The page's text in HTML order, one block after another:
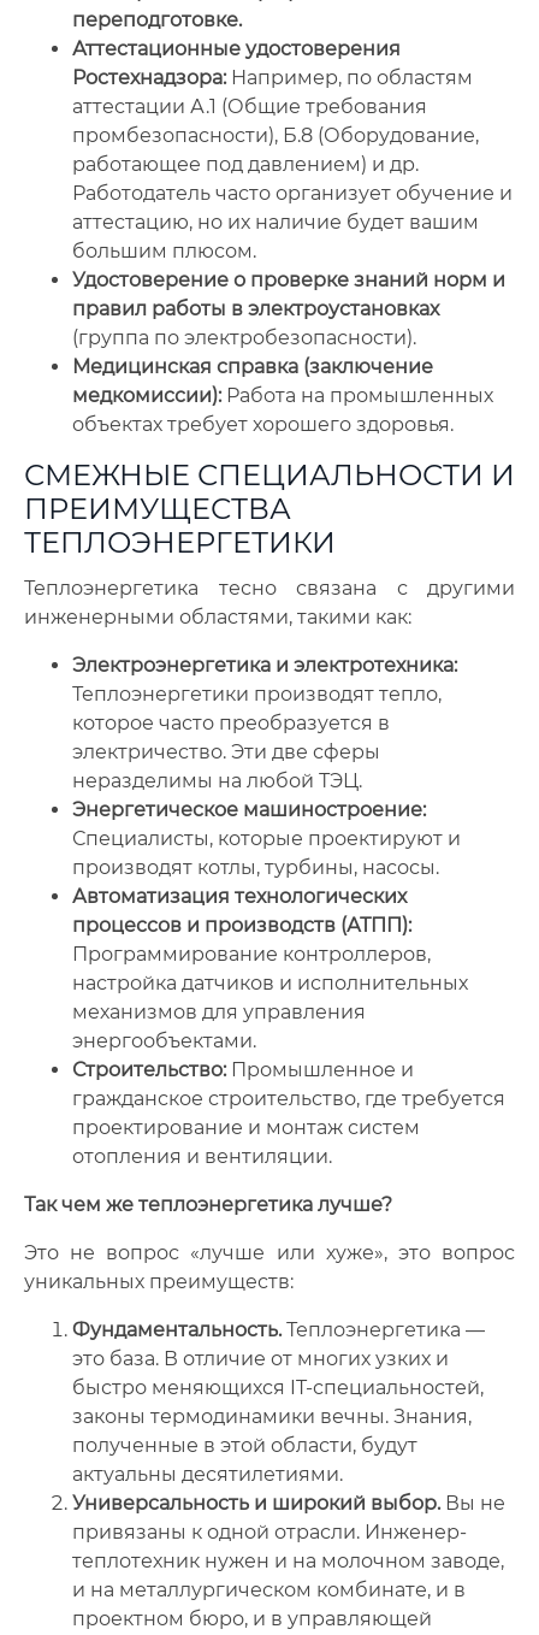
переподготовке.
Аттестационные удостоверения
Ростехнадзора:Например, по областям
аттестации А.1 (Общие требования
промбезопасности), Б.8 (Оборудование,
работающее под давлением) и др.
Работодатель часто организует обучение и
аттестацию, но их наличие будет вашим
большим плюсом.
Удостоверение о проверке знаний норм и
правил работы в электроустановках
(группа по электробезопасности).
Медицинская справка (заключение
медкомиссии):Работа на промышленных
объектах требует хорошего здоровья.
СМЕЖНЫЕ СПЕЦИАЛЬНОСТИ И
ПРЕИМУЩЕСТВА
ТЕПЛОЭНЕРГЕТИКИ
Теплоэнергетика тесно связана с другими
инженерными областями, такими как:
Электроэнергетика и электротехника:
Теплоэнергетики производят тепло,
которое часто преобразуется в
электричество. Эти две сферы
неразделимы на любой ТЭЦ.
Энергетическое машиностроение:
Специалисты, которые проектируют и
производят котлы, турбины, насосы.
Автоматизация технологических
процессов и производств (АТПП):
Программирование контроллеров,
настройка датчиков и исполнительных
механизмов для управления
энергообъектами.
Строительство:Промышленное и
гражданское строительство, где требуется
проектирование и монтаж систем
отопления и вентиляции.
Так чем же теплоэнергетика лучше?
Это не вопрос «лучше или хуже», это вопрос
уникальных преимуществ:
Фундаментальность.Теплоэнергетика —
это база. В отличие от многих узких и
быстро меняющихся IT-специальностей,
законы термодинамики вечны. Знания,
полученные в этой области, будут
актуальны десятилетиями.
Универсальность и широкий выбор.Вы не
привязаны к одной отрасли. Инженер-
теплотехник нужен и на молочном заводе,
и на металлургическом комбинате, и в
проектном бюро, и в управляющей